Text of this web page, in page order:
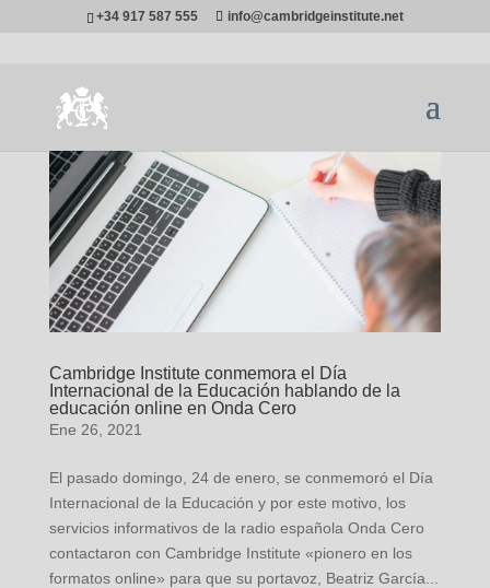
+34 917 587 555 info@cambridgeinstitute.net
Cambridge Institute conmemora el Día
Internacional de la Educación hablando de la
educación online en Onda Cero
Ene 26, 2021
El pasado domingo, 24 de enero, se conmemoró el Día
Internacional de la Educación y por este motivo, los
servicios informativos de la radio española Onda Cero
contactaron con Cambridge Institute «pionero en los
formatos online» para que su portavoz, Beatriz García...